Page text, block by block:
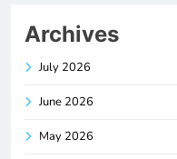
Archives
July 2026
June 2026
May 2026